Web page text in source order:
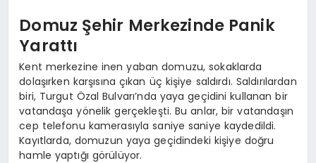
Domuz Şehir Merkezinde Panik
Yarattı
Kent merkezine inen yaban domuzu, sokaklarda
dolaşırken karşısına çıkan üç kişiye saldırdı. Saldırılardan
biri, Turgut Özal Bulvarı’nda yaya geçidini kullanan bir
vatandaşa yönelik gerçekleşti. Bu anlar, bir vatandaşın
cep telefonu kamerasıyla saniye saniye kaydedildi.
Kayıtlarda, domuzun yaya geçidindeki kişiye doğru
hamle yaptığı görülüyor.